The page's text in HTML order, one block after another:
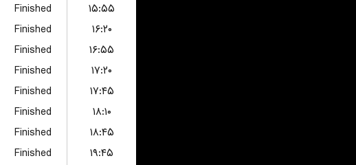
Finished
۱۵:۵۵
Finished
۱۶:۲۰
Finished
۱۶:۵۵
Finished
۱۷:۲۰
Finished
۱۷:۴۵
Finished
۱۸:۱۰
Finished
۱۸:۴۵
Finished
۱۹:۴۵